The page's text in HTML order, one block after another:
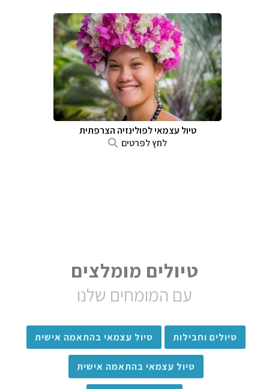
טיול עצמאי לפולינזיה הצרפתית
לחץ לפרטים
טיולים מומלצים
עם המומחים שלנו
טיולים וחבילות טיול עצמאי בהתאמה אישית
טיול עצמאי בהתאמה אישית